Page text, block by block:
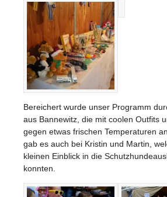
Bereichert wurde unser Programm
aus Bannewitz, die mit coolen Outfits
gegen etwas frischen Temperaturen
gab es auch bei Kristin und Martin,
kleinen Einblick in die
konnten.